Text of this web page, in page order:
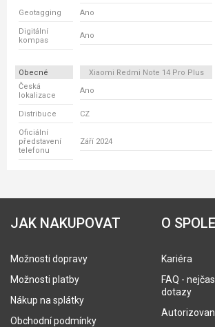
Geotagging Ano
Digitální
kompas
Ano
Obecné Xiaomi Redmi Note 14 Pro Plus
Česká
lokalizace
Ano
Distribuce CZ
Oficiální
představení
telefonu
Září 2024
JAK NAKUPOVAT
Možnosti dopravy
Možnosti platby
Nákup na splátky
Obchodní podmínky
O
Kariéra
FAQ -
dotazy